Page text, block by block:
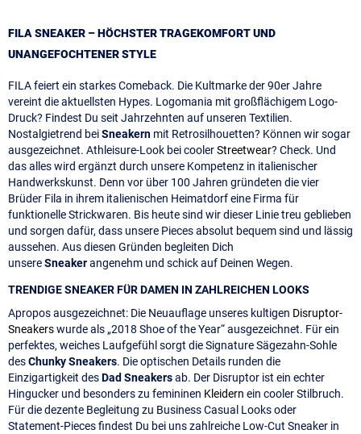
FILA SNEAKER – HÖCHSTER TRAGEKOMFORT UND
UNANGEFOCHTENER STYLE
FILA feiert ein starkes Comeback. Die Kultmarke der 90er Jahre
vereint die aktuellsten Hypes. Logomania mit großflächigem Logo-
Druck? Findest Du seit Jahrzehnten auf unseren Textilien.
Nostalgietrend beiSneakern mit Retrosilhouetten? Können wir sogar
ausgezeichnet. Athleisure-Look bei coolerStreetwear? Check. Und
das alles wird ergänzt durch unsere Kompetenz in italienischer
Handwerkskunst. Denn vor über 100 Jahren gründeten die vier
Brüder Fila in ihrem italienischen Heimatdorf eine Firma für
funktionelle Strickwaren. Bis heute sind wir dieser Linie treu geblieben
und sorgen dafür, dass unsere Pieces absolut bequem sind und lässig
aussehen. Aus diesen Gründen begleiten Dich
unsereSneakerangenehm und schick auf Deinen Wegen.
TRENDIGE SNEAKER FÜR DAMEN IN ZAHLREICHEN LOOKS
Apropos ausgezeichnet: Die Neuauflage unseres kultigen Disruptor-
Sneakerswurde als „2018 Shoe of the Year“ ausgezeichnet. Für ein
perfektes, weiches Laufgefühl sorgt die Signature Sägezahn-Sohle
desChunky Sneakers. Die optischen Details runden die
Einzigartigkeit desDad Sneakersab. Der Disruptor ist ein echter
Hingucker und besonders zu femininen Kleidern ein cooler Stilbruch.
Für die dezente Begleitung zu Business Casual Looks oder
Statement-Pieces findest Du bei uns zahlreiche Low-Cut Sneaker in